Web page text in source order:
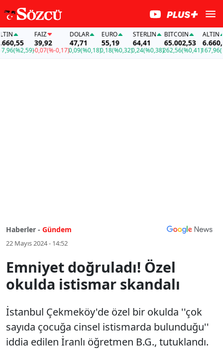
(%2,59)
39,92
-0,07(%-0,17)
DOLAR
47,71
0,09(%0,18)
EURO
55,19
0,18(%0,32)
STERLIN
64,41
0,24(%0,38)
BITCOIN
65.002,53
262,56(%0,41)
ALTIN
6.660,55
167,96
Haberler - Gündem
22 Mayıs 2024 - 14:52
Emniyet doğruladı! Özel
okulda istismar skandalı
İstanbul Çekmeköy'de özel bir okulda ''çok
sayıda çocuğa cinsel istismarda bulunduğu''
iddia edilen İranlı öğretmen B.G., tutuklandı.